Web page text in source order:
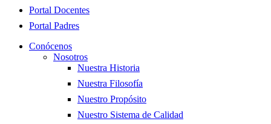
Portal Docentes
Portal Padres
Conócenos
Nosotros
Nuestra Historia
Nuestra Filosofía
Nuestro Propósito
Nuestro Sistema de Calidad